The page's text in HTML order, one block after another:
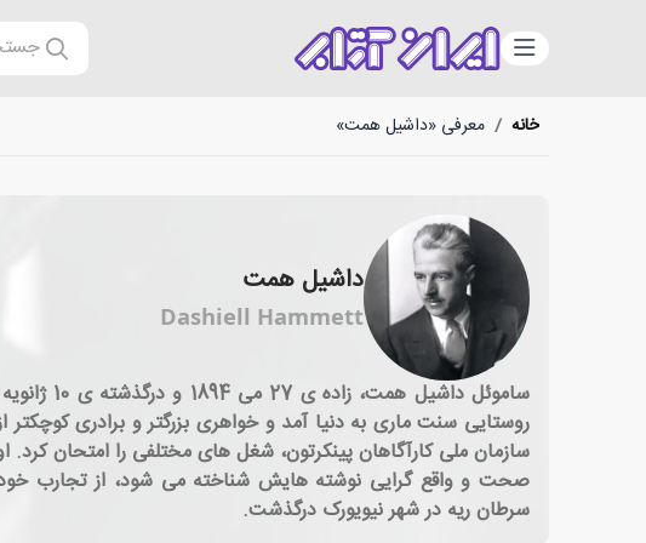
دسته‌بندی
خانه / معرفی «داشیل همت»
داشیل همت
Dashiell Hammett
روستایی سنت ماری به دنیا آمد و خواهری بزرگتر و برادری
صحت و واقع گرایی نوشته هایش شناخته می شود، از تجارب
سرطان ریه در شهر نیویورک درگذشت.